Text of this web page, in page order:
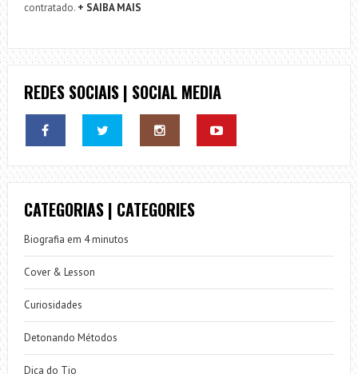
contratado. + SAIBA MAIS
REDES SOCIAIS | SOCIAL MEDIA
CATEGORIAS | CATEGORIES
Biografia em 4 minutos
Cover & Lesson
Curiosidades
Detonando Métodos
Dica do Tio